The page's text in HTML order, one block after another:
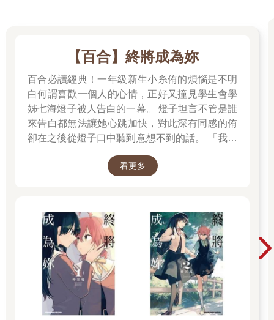
【百合】終將成為妳
百合必讀經典！一年級新生小糸侑的煩惱是不明
白何謂喜歡一個人的心情，正好又撞見學生會學
姊七海燈子被人告白的一幕。 燈子坦言不管是誰
來告白都無法讓她心跳加快，對此深有同感的侑
卻在之後從燈子口中聽到意想不到的話。 「我好
看更多